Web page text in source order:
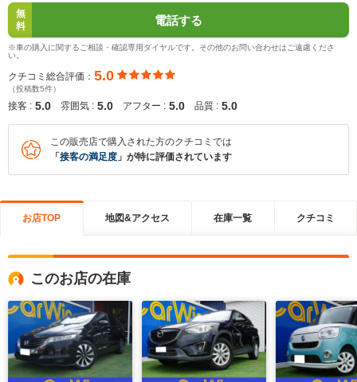
無
料
電話する
※車の購入に関するご相談・確認専用ダイヤルです。その他のお問い合わせはご遠慮くださ
い。
クチコミ総合評価： 5.0
（投稿数5件）
接客 : 5.0 雰囲気 : 5.0 アフター : 5.0 品質 : 5.0
この販売店で購入された方のクチコミでは
「 接客の満足度 」が特に評価されています
お店TOP 地図&アクセス 在庫一覧 クチコミ
このお店の在庫